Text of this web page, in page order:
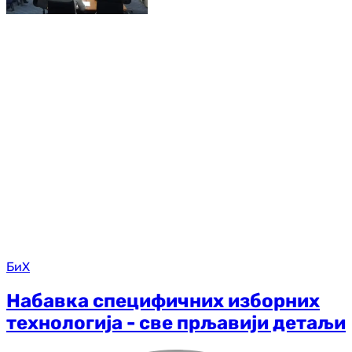
БиХ
Набавка специфичних изборних
технологија - све прљавији детаљи